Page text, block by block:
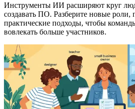
Инструменты ИИ расширяют круг
создавать ПО. Разберите новые роли,
практические подходы, чтобы
вовлекать больше участников.